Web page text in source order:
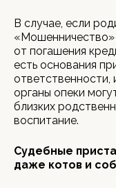
В случае, если
от погашения
есть основания
ответственности,
органы опеки
близких
воспитание.
Судебные
даже котов и